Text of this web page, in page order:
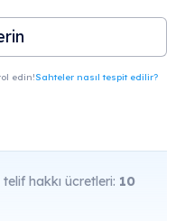
edin!Sahteler nasıl tespit edilir?
hakkı ücretleri: 10